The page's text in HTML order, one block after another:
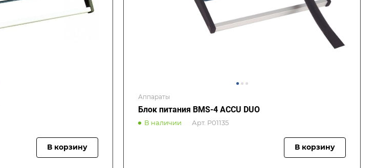
В корзину
Аппараты
Блок питания BMS-4 ACCU DUO
В наличии Арт. P01135
В корзину